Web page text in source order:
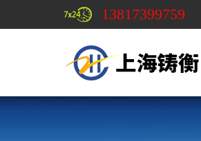
13817399759